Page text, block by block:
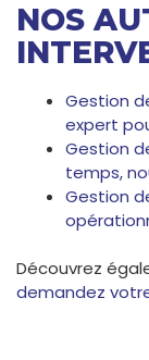
NOS
Gestion
expert
Gestion
temps,
Gestion
Découvrez
demandez